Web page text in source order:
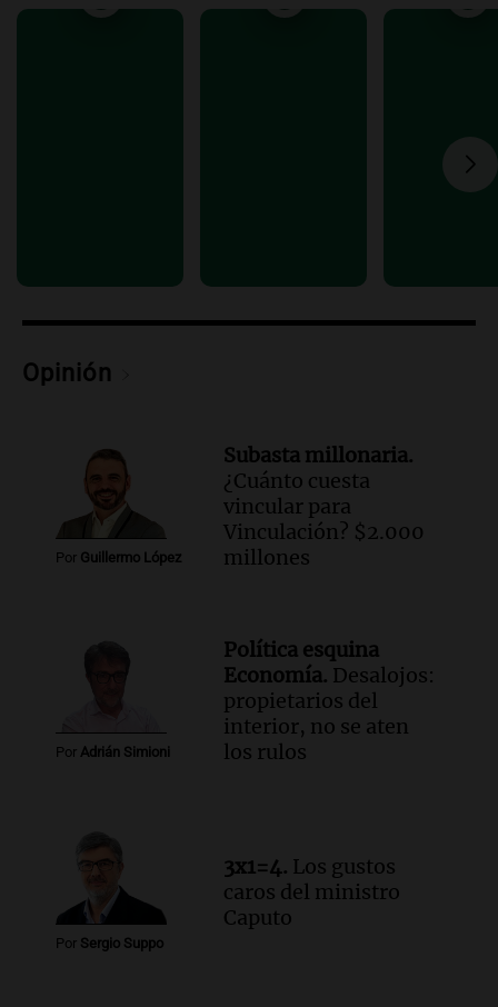
Estiman que la inflación nacional
Episodios
Audio.Altas Cumbres: rescataron a una
un precipicio
Audio.
Chile planteó mejorar la
conectividad fronteriza, aérea y digital
con Jujuy
Episodios
Opinión
Por Guillermo López
Subasta millonaria.
¿Cuánto cuesta
vincular para
Vinculación? $2.000
millones
Por Adrián Simioni
Política esquina
Economía. Desalojos:
propietarios del
interior, no se aten
los rulos
Por Sergio Suppo
3x1=4. Los gustos
caros del ministro
Caputo